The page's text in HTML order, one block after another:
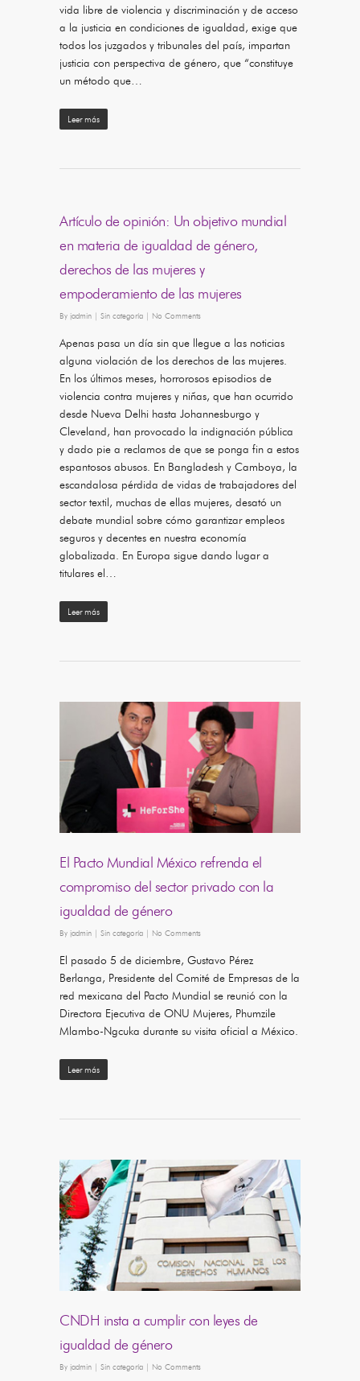
vida libre de violencia y discriminación y de acceso
a la justicia en condiciones de igualdad, exige que
todos los juzgados y tribunales del país, impartan
justicia con perspectiva de género, que “constituye
un método que…
Leer más
Artículo de opinión: Un objetivo mundial
en materia de igualdad de género,
derechos de las mujeres y
empoderamiento de las mujeres
By jadmin | Sin categoría | No Comments
Apenas pasa un día sin que llegue a las noticias
alguna violación de los derechos de las mujeres.
En los últimos meses, horrorosos episodios de
violencia contra mujeres y niñas, que han ocurrido
desde Nueva Delhi hasta Johannesburgo y
Cleveland, han provocado la indignación pública
y dado pie a reclamos de que se ponga fin a estos
espantosos abusos. En Bangladesh y Camboya, la
escandalosa pérdida de vidas de trabajadores del
sector textil, muchas de ellas mujeres, desató un
debate mundial sobre cómo garantizar empleos
seguros y decentes en nuestra economía
globalizada. En Europa sigue dando lugar a
titulares el…
Leer más
El Pacto Mundial México refrenda el
compromiso del sector privado con la
igualdad de género
By jadmin | Sin categoría | No Comments
El pasado 5 de diciembre, Gustavo Pérez
Berlanga, Presidente del Comité de Empresas de la
red mexicana del Pacto Mundial se reunió con la
Directora Ejecutiva de ONU Mujeres, Phumzile
Mlambo-Ngcuka durante su visita oficial a México.
Leer más
CNDH insta a cumplir con leyes de
igualdad de género
By jadmin | Sin categoría | No Comments